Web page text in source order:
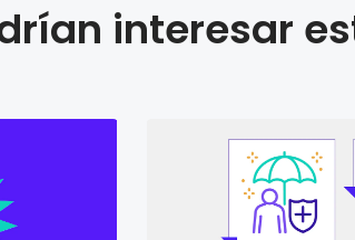
interesar